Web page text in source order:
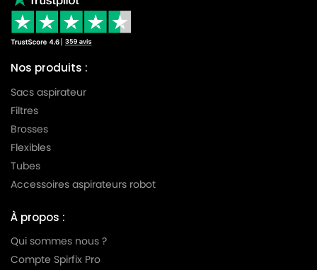
Nos produits :
Sacs aspirateur
Filtres
Brosses
Flexibles
Tubes
Accessoires aspirateurs robot
À propos :
Qui sommes nous ?
Compte Spirfix Pro